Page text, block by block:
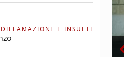
DIFFAMAZIONE E INSULTI